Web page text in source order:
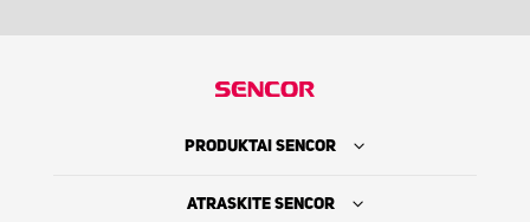
PRODUKTAI SENCOR
ATRASKITE SENCOR